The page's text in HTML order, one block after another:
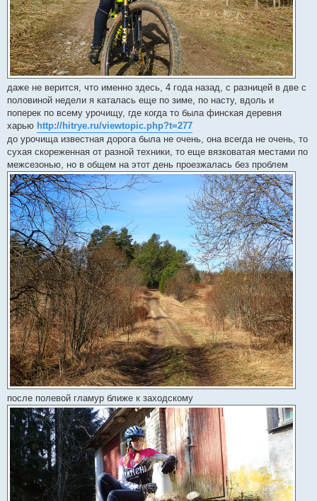
даже не верится, что именно здесь, 4 года назад, с разницей в две с
половиной недели я каталась еще по зиме, по насту, вдоль и
поперек по всему урочищу, где когда то была финская деревня
харью http://hitrye.ru/viewtopic.php?t=277
до урочища известная дорога была не очень, она всегда не очень, то
сухая скореженная от разной техники, то еще вязковатая местами по
межсезонью, но в общем на этот день проезжалась без проблем
после полевой гламур ближе к заходскому